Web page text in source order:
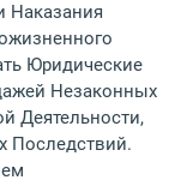
Наказания
Юридические
Незаконных
Деятельности,
Последствий.